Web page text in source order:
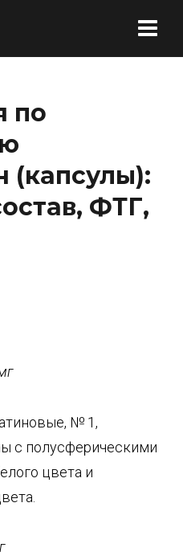
по
(капсулы):
ФТГ,
№ 1,
с полусферическими
цвета и